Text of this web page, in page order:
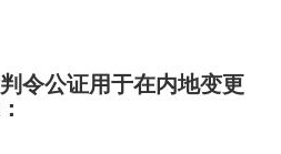
令公证用于在内地变更